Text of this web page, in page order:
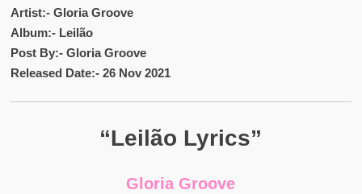
Artist:- Gloria Groove
Album:- Leilão
Post By:- Gloria Groove
Released Date:- 26 Nov 2021
“Leilão Lyrics”
Gloria Groove